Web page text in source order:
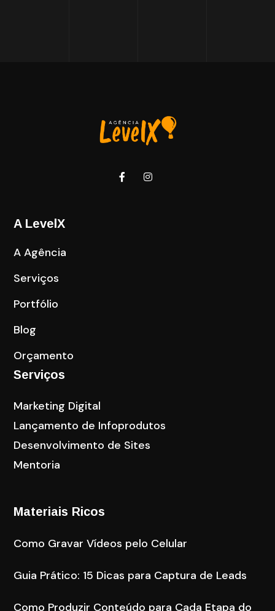
A LevelX
A Agência
Serviços
Portfólio
Blog
Orçamento
Serviços
Marketing Digital
Lançamento de Infoprodutos
Desenvolvimento de Sites
Mentoria
Materiais Ricos
Como Gravar Vídeos pelo Celular
Guia Prático: 15 Dicas para Captura de Leads
Como Produzir Conteúdo para Cada Etapa do